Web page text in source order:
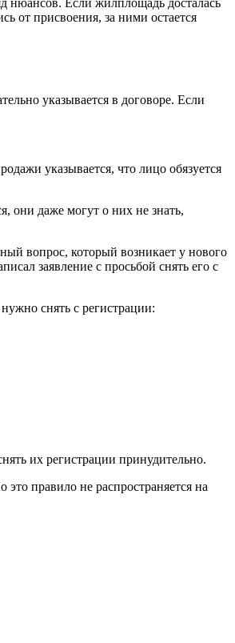
нюансов. Если жилплощадь досталась
от присвоения, за ними остается
указывается в договоре. Если
указывается, что лицо обязуется
они даже могут о них не знать,
вопрос, который возникает у нового
заявление с просьбой снять его с
снять с регистрации:
их регистрации принудительно.
правило не распространяется на